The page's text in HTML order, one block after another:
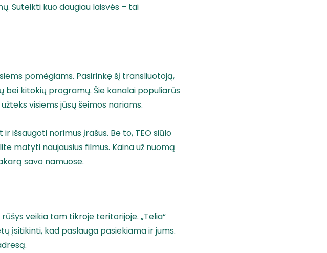
Suteikti kuo daugiau laisvės – tai
pomėgiams. Pasirinkę šį transliuotoją,
bei kitokių programų. Šie kanalai populiarūs
visiems jūsų šeimos nariams.
išsaugoti norimus įrašus. Be to, TEO siūlo
matyti naujausius filmus. Kaina už nuomą
savo namuose.
veikia tam tikroje teritorijoje. „Telia“
įsitikinti, kad paslauga pasiekiama ir jums.